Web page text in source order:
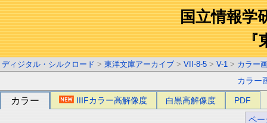
国立情報学
『
ディジタル・シルクロード > 東洋文庫アーカイブ > VII-8-5 > V-1 > カラー
カラー
カラー IIIFカラー高解像度 白黒高解像度 PDF
ペー